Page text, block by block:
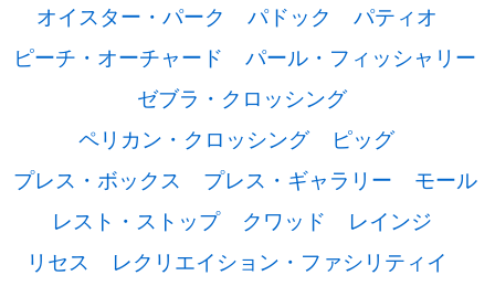
オイスター・パーク
パドック
パティオ
ピーチ・オーチャード
パール・フィッシャリー
ゼブラ・クロッシング
ペリカン・クロッシング
ピッグ
プレス・ボックス
プレス・ギャラリー
モール
レスト・ストップ
クワッド
レインジ
リセス
レクリエイション・ファシリティイ